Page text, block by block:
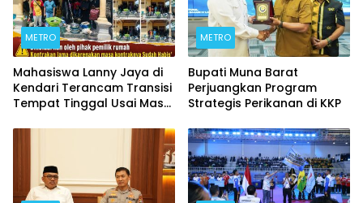
METRO
Mahasiswa Lanny Jaya di
Kendari Terancam Transisi
Tempat Tinggal Usai Masa
METRO
Bupati Muna Barat
Perjuangkan Program
Strategis Perikanan di KKP